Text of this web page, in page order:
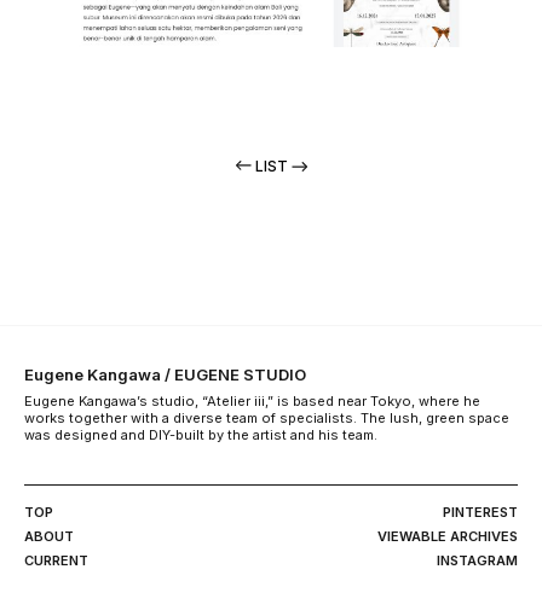
LIST
Eugene Kangawa / EUGENE STUDIO
Eugene Kangawa’s studio, “Atelier iii,” is based near Tokyo, where he
works together with a diverse team of specialists. The lush, green space
was designed and DIY-built by the artist and his team.
TOP
PINTEREST
ABOUT
VIEWABLE ARCHIVES
CURRENT
INSTAGRAM